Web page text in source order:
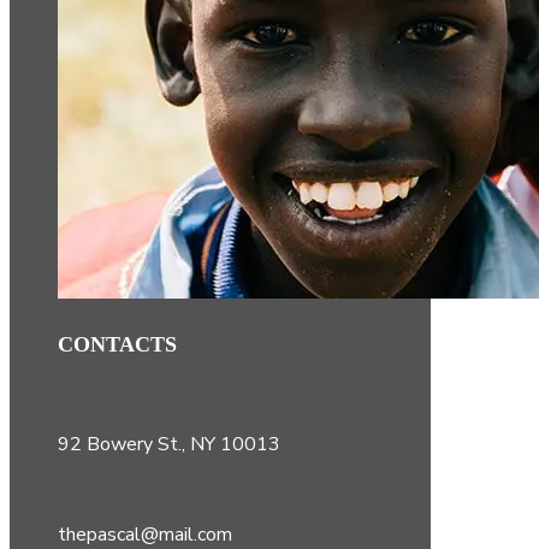
CONTACTS
92 Bowery St., NY 10013
thepascal@mail.com